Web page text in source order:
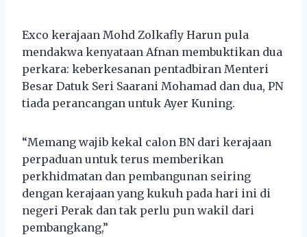
Exco kerajaan Mohd Zolkafly Harun pula
mendakwa kenyataan Afnan membuktikan dua
perkara: keberkesanan pentadbiran Menteri
Besar Datuk Seri Saarani Mohamad dan dua, PN
tiada perancangan untuk Ayer Kuning.
“Memang wajib kekal calon BN dari kerajaan
perpaduan untuk terus memberikan
perkhidmatan dan pembangunan seiring
dengan kerajaan yang kukuh pada hari ini di
negeri Perak dan tak perlu pun wakil dari
pembangkang,”